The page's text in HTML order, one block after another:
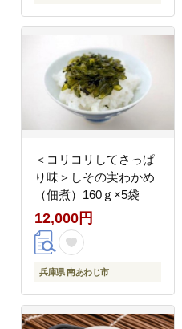
＜コリコリしてさっぱ
り味＞しその実わかめ
（佃煮）160ｇ×5袋
12,000円
兵庫県 南あわじ市